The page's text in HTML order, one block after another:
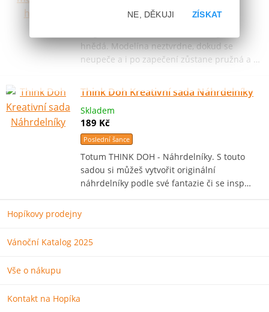
Poslední šance
hnědá. Modelína neztvrdne, dokud se
neupeče a i po zapečení zůstane pružná a …
Think Doh Kreativní sada Náhrdelníky
Skladem
189 Kč
Poslední šance
Totum THINK DOH - Náhrdelníky. S touto
sadou si můžeš vytvořit originální
náhrdelníky podle své fantazie či se insp…
Hopíkovy prodejny
Vánoční Katalog 2025
Vše o nákupu
Kontakt na Hopíka
ZÍSKAT
NE, DĚKUJI